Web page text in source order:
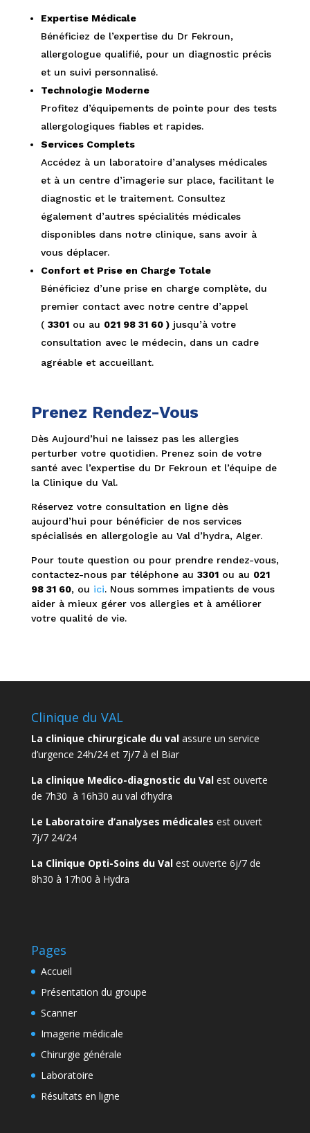
Expertise Médicale
Bénéficiez de l’expertise du Dr Fekroun,
allergologue qualifié, pour un diagnostic précis
et un suivi personnalisé.
Technologie Moderne
Profitez d’équipements de pointe pour des tests
allergologiques fiables et rapides.
Services Complets
Accédez à un laboratoire d’analyses médicales
et à un centre d’imagerie sur place, facilitant le
diagnostic et le traitement. Consultez
également d’autres spécialités médicales
disponibles dans notre clinique, sans avoir à
vous déplacer.
Confort et Prise en Charge Totale
Bénéficiez d’une prise en charge complète, du
premier contact avec notre centre d’appel
( 3301ou au 021 98 31 60 )jusqu’à votre
consultation avec le médecin, dans un cadre
agréable et accueillant.
Prenez Rendez-Vous
Dès Aujourd’hui ne laissez pas les allergies
perturber votre quotidien. Prenez soin de votre
santé avec l’expertise du Dr Fekroun et l’équipe de
la Clinique du Val.
Réservez votre consultation en ligne dès
aujourd’hui pour bénéficier de nos services
spécialisés en allergologie au Val d’hydra, Alger.
Pour toute question ou pour prendre rendez-vous,
contactez-nous par téléphone au 3301ou au 021
98 31 60, ou ici. Nous sommes impatients de vous
aider à mieux gérer vos allergies et à améliorer
votre qualité de vie.
Clinique du VAL
La clinique chirurgicale du valassure un service
d’urgence 24h/24 et 7j/7 à el Biar
La clinique Medico-diagnostic du Valest ouverte
de 7h30 à 16h30 au val d’hydra
Le Laboratoire d’analyses médicales est ouvert
7j/7 24/24
La Clinique Opti-Soins du Valest ouverte 6j/7 de
8h30 à 17h00 à Hydra
Pages
Accueil
Présentation du groupe
Scanner
Imagerie médicale
Chirurgie générale
Laboratoire
Résultats en ligne